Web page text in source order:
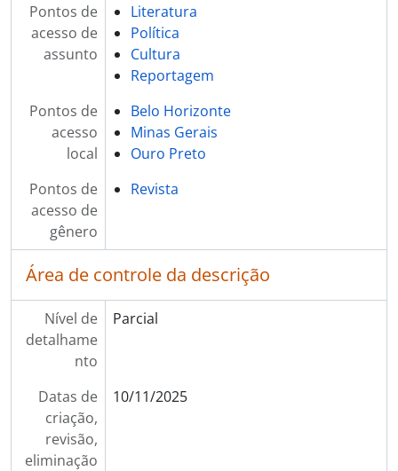
Pontos de
acesso de
assunto
Literatura
Política
Cultura
Reportagem
Pontos de
acesso
local
Belo Horizonte
Minas Gerais
Ouro Preto
Pontos de
acesso de
gênero
Revista
Área de controle da descrição
Nível de
detalhame
nto
Parcial
Datas de
criação,
revisão,
eliminação
10/11/2025